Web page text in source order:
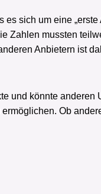
sich um eine
Zahlen mussten
Anbietern ist
und könnte
Ob